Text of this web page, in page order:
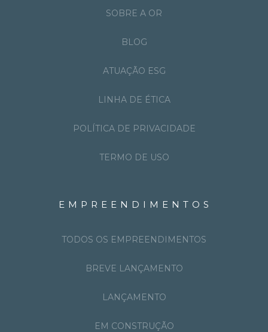
SOBRE A OR
BLOG
ATUAÇÃO ESG
LINHA DE ÉTICA
POLÍTICA DE PRIVACIDADE
TERMO DE USO
EMPREENDIMENTOS
TODOS OS EMPREENDIMENTOS
BREVE LANÇAMENTO
LANÇAMENTO
EM CONSTRUÇÃO